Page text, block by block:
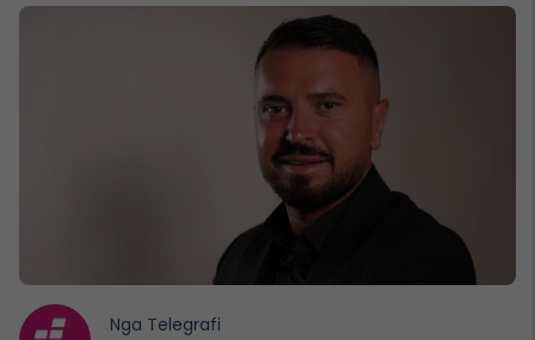
Nga Telegrafi